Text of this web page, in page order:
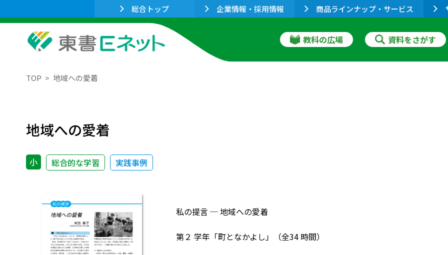
総合トップ 企業情報・採用情報 商品ラインナップ・サービス
教科の広場 資料をさがす
TOP 地域への愛着
地域への愛着
小 総合的な学習 実践事例
私の提言 ─ 地域への愛着
第２ 学年「町となかよし」（全34 時間）